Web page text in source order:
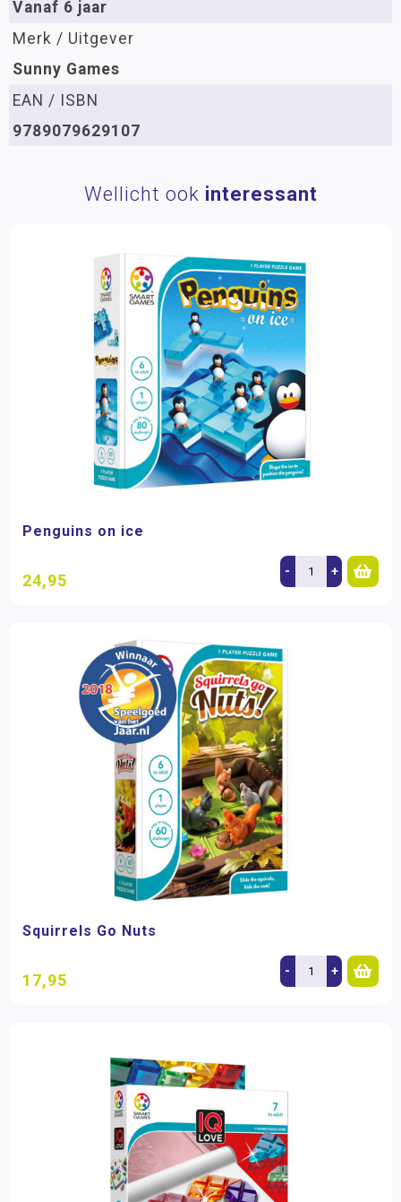
Vanaf 6 jaar
Merk / Uitgever
Sunny Games
EAN / ISBN
9789079629107
Wellicht ook interessant
Penguins on ice
24,95 - +
Squirrels Go Nuts
17,95 - +